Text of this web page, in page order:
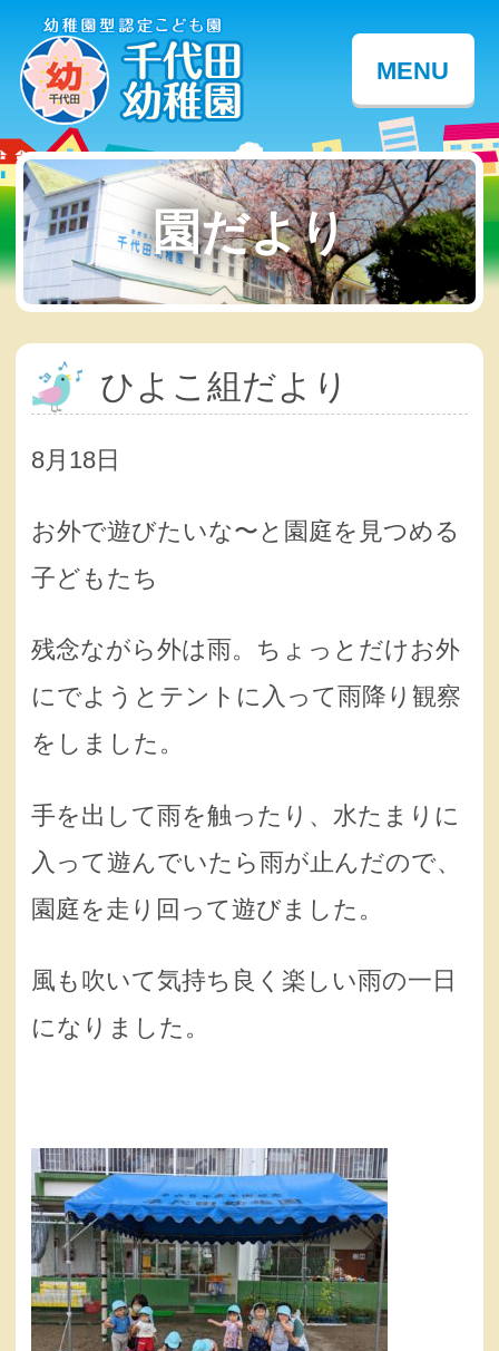
MENU
園だより
ひよこ組だより
8月18日
お外で遊びたいな〜と園庭を見つめる
子どもたち
残念ながら外は雨。ちょっとだけお外
にでようとテントに入って雨降り観察
をしました。
手を出して雨を触ったり、水たまりに
入って遊んでいたら雨が止んだので、
園庭を走り回って遊びました。
風も吹いて気持ち良く楽しい雨の一日
になりました。